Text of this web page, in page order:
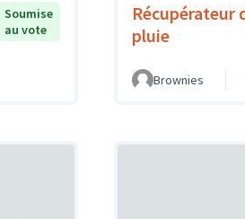
Soumise
au vote
Récupérateur
pluie
Brownies